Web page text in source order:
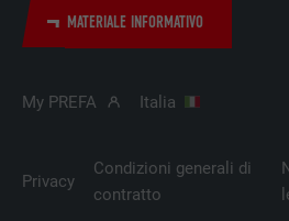
MATERIALE INFORMATIVO
My PREFA Italia
Privacy
Condizioni generali di
contratto
Cookie utilizzato
client dietro un
client.
NOME U